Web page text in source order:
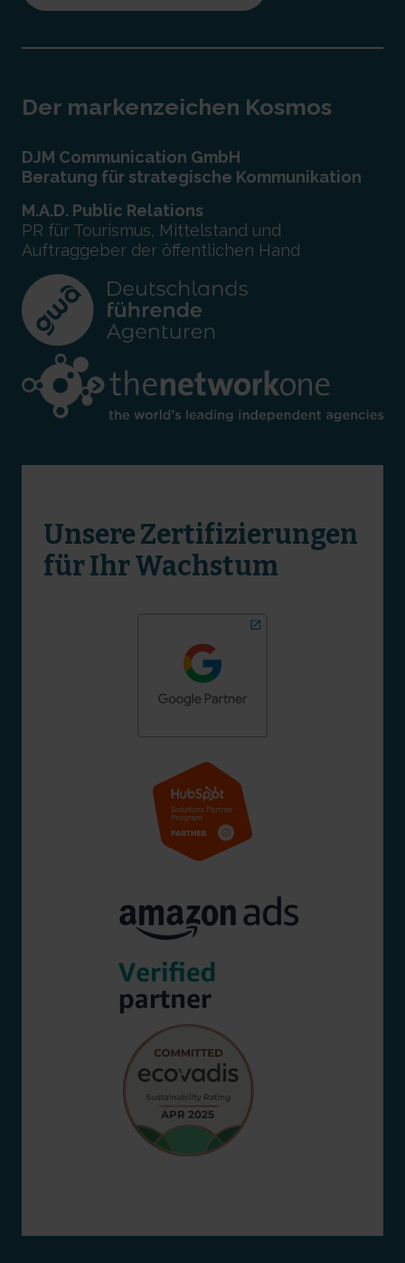
Der markenzeichen Kosmos
DJM Communication GmbH
Beratung für strategische Kommunikation
M.A.D. Public Relations
PR für Tourismus, Mittelstand und
Auftraggeber der öffentlichen Hand
Unsere Zertifizierungen
für Ihr Wachstum